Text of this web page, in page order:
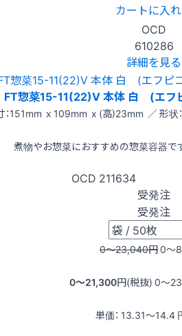
カートに入
OCD
610286
詳細を見る
FT惣菜15-11(22)V 本体 白 (エフ
：151mm x 109mm x (高)23mm ／ 形状
煮物やお惣菜におすすめの惣菜容器で
OCD 211634
受発注
受発注
0〜23,040円0〜8
0〜21,300円(税抜) 0〜
単価： 13.31〜14.4